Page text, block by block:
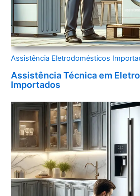
Assistência Eletrodomésticos
Assistência Técnica em
Importados